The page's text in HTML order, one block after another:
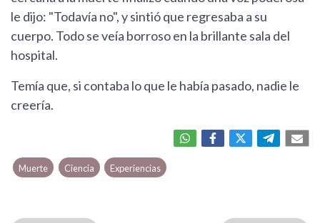
le dijo: "Todavía no", y sintió que regresaba a su
cuerpo. Todo se veía borroso en la brillante sala del
hospital.
Temía que, si contaba lo que le había pasado, nadie le
creería.
Muerte Ciencia Experiencias